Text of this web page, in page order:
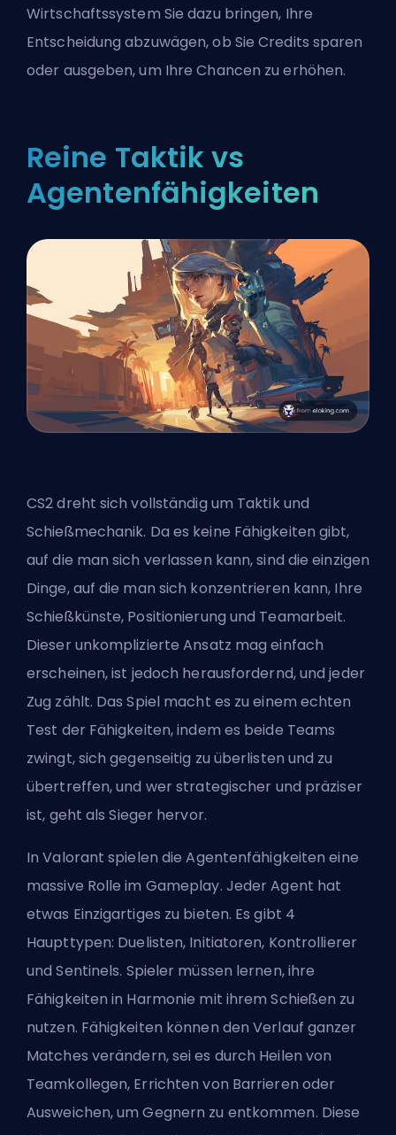
Wirtschaftssystem Sie dazu bringen, Ihre
Entscheidung abzuwägen, ob Sie Credits sparen
oder ausgeben, um Ihre Chancen zu erhöhen.
Reine Taktik vs
Agentenfähigkeiten
CS2 dreht sich vollständig um Taktik und
Schießmechanik. Da es keine Fähigkeiten gibt,
auf die man sich verlassen kann, sind die einzigen
Dinge, auf die man sich konzentrieren kann, Ihre
Schießkünste, Positionierung und Teamarbeit.
Dieser unkomplizierte Ansatz mag einfach
erscheinen, ist jedoch herausfordernd, und jeder
Zug zählt. Das Spiel macht es zu einem echten
Test der Fähigkeiten, indem es beide Teams
zwingt, sich gegenseitig zu überlisten und zu
übertreffen, und wer strategischer und präziser
ist, geht als Sieger hervor.
In Valorant spielen die Agentenfähigkeiten eine
massive Rolle im Gameplay. Jeder Agent hat
etwas Einzigartiges zu bieten. Es gibt 4
Haupttypen: Duelisten, Initiatoren, Kontrollierer
undSentinels. Spieler müssen lernen, ihre
Fähigkeiten in Harmonie mit ihrem Schießen zu
nutzen. Fähigkeiten können den Verlauf ganzer
Matches verändern, sei es durch Heilen von
Teamkollegen, Errichten von Barrieren oder
Ausweichen, um Gegnern zu entkommen. Diese